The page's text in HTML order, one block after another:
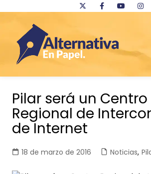
contenido
Pilar será un Centro
Regional de
de Internet
18 de marzo de 2016 Noticias,